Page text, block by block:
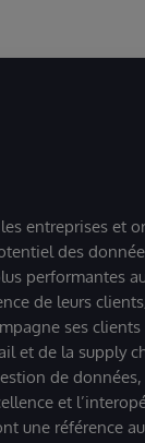
entreprises et
des
performantes
de leurs
ses clients
et de la supply
de
et
une référence